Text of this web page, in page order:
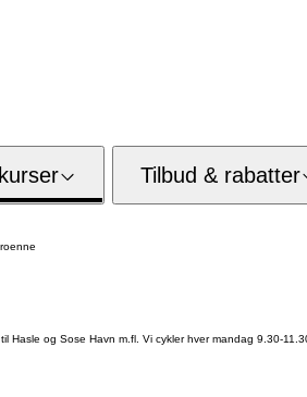
Tilbud & rabatter
Hasle og Sose Havn m.fl. Vi cykler hver mandag 9.30-